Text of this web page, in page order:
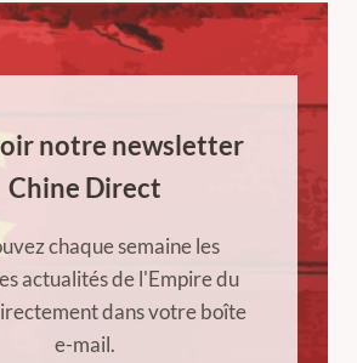
notre newsletter
Chine Direct
chaque semaine les
actualités de l'Empire du
dans votre boîte
e-mail.